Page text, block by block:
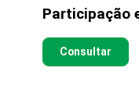
Participação
Consultar